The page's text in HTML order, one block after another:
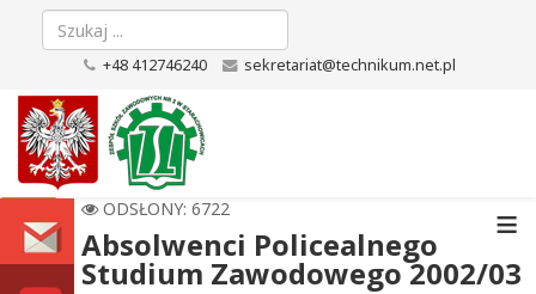
+48 412746240 sekretariat@technikum.net.pl
≡
ODSŁONY: 6722
Absolwenci Policealnego
Studium Zawodowego 2002/03